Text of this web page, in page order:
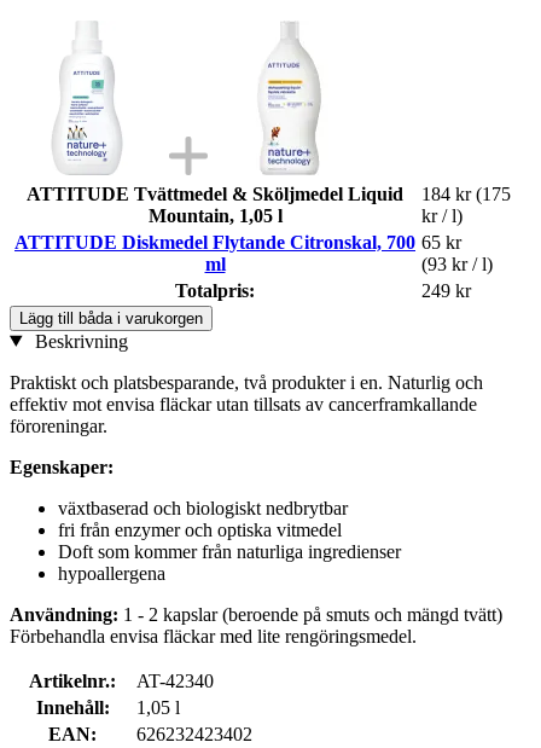
ATTITUDE Tvättmedel & Sköljmedel Liquid
Mountain, 1,05 l
184 kr (175
kr / l)
ATTITUDE Diskmedel Flytande Citronskal, 700
ml
65 kr
(93 kr / l)
Totalpris:
249 kr
Lägg till båda i varukorgen
Beskrivning
Praktiskt och platsbesparande, två produkter i en. Naturlig och
effektiv mot envisa fläckar utan tillsats av cancerframkallande
föroreningar.
Egenskaper:
växtbaserad och biologiskt nedbrytbar
fri från enzymer och optiska vitmedel
Doft som kommer från naturliga ingredienser
hypoallergena
Användning: 1 - 2 kapslar (beroende på smuts och mängd tvätt)
Förbehandla envisa fläckar med lite rengöringsmedel.
Artikelnr.:
AT-42340
Innehåll:
1,05 l
EAN:
626232423402